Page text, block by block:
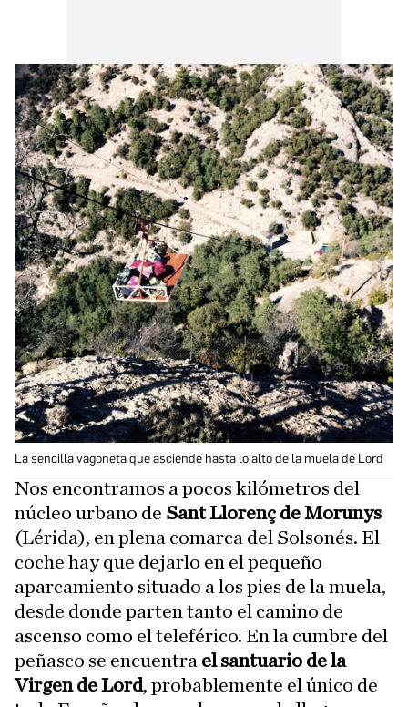
La sencilla vagoneta que asciende hasta lo alto de la muela de Lord
Nos encontramos a pocos kilómetros del
núcleo urbano de Sant Llorenç de Morunys
(Lérida), en plena comarca del Solsonés. El
coche hay que dejarlo en el pequeño
aparcamiento situado a los pies de la muela,
desde donde parten tanto el camino de
ascenso como el teleférico. En la cumbre del
peñasco se encuentra el santuario de la
Virgen de Lord, probablemente el único de